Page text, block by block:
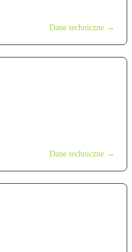
Dane techniczne →
Dane techniczne →